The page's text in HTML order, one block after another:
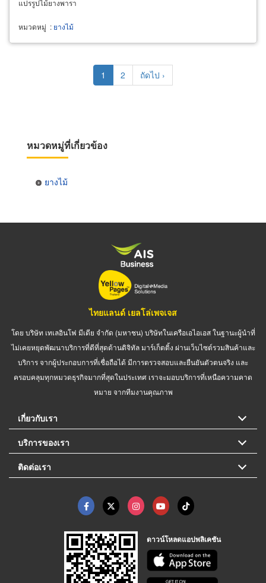
แปรรูปไม้ยางพารา
หมวดหมู่ : ยางไม้
Current
page
1 Page
2
Next
page
ถัดไป ›
หมวดหมู่ที่เกี่ยวข้อง
ยางไม้
ไทยแลนด์ เยลโล่เพจเจส
โดย บริษัท เทเลอินโฟ มีเดีย จำกัด (มหาชน) บริษัทในเครือเอไอเอส ในฐานะผู้นำที่
ไม่เคยหยุดพัฒนาบริการที่ดีที่สุดด้านดิจิทัล มาร์เก็ตติ้ง ผ่านเว็บไซต์รวมสินค้าและ
บริการ จากผู้ประกอบการที่เชื่อถือได้ มีการตรวจสอบและยืนยันตัวตนจริง และ
ครอบคลุมทุกหมวดธุรกิจมากที่สุดในประเทศ เราจะมอบบริการที่เหนือความคาด
หมาย จากทีมงานคุณภาพ
เกี่ยวกับเรา
บริการของเรา
ติดต่อเรา
ดาวน์โหลดแอปพลิเคชัน